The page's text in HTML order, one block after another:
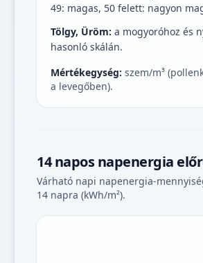
49: magas, 50 felett: nagyon
Tölgy, Üröm: a mogyoróhoz és
hasonló skálán.
Mértékegység: szem/m³
a levegőben).
14 napos napenergia
Várható napi napenergia-
14 napra (kWh/m²).